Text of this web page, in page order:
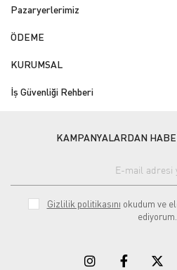
Pazaryerlerimiz
ÖDEME
KURUMSAL
İş Güvenliği Rehberi
KAMPANYALARDAN
Gizlilik politikasını okudum ve
ediyorum.